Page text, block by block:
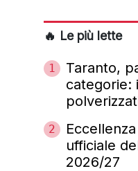
🔥 Le più lette
1
Taranto,
categorie:
2
ufficiale
2026/27